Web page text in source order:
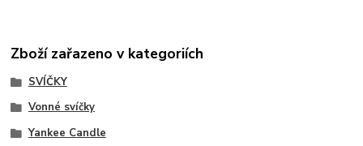
Zboží zařazeno v kategoriích
SVÍČKY
Vonné svíčky
Yankee Candle